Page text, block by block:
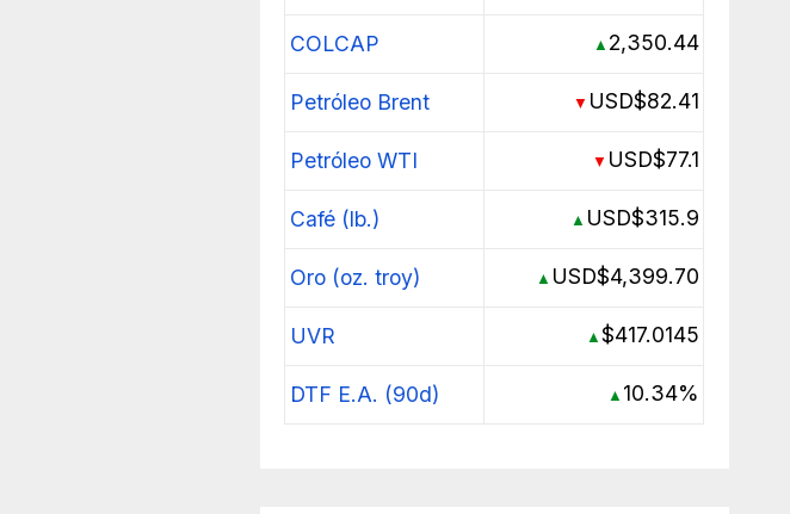
COLCAP ▲ 2,350.44
Petróleo Brent ▼ USD$82.41
Petróleo WTI ▼ USD$77.1
Café (lb.) ▲ USD$315.9
Oro (oz. troy) ▲ USD$4,399.70
UVR ▲$417.0145
DTF E.A. (90d) ▲ 10.34%